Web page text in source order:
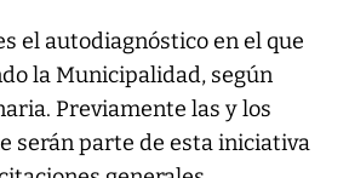
el autodiagnóstico en el que
la Municipalidad, según
Previamente las y los
serán parte de esta iniciativa